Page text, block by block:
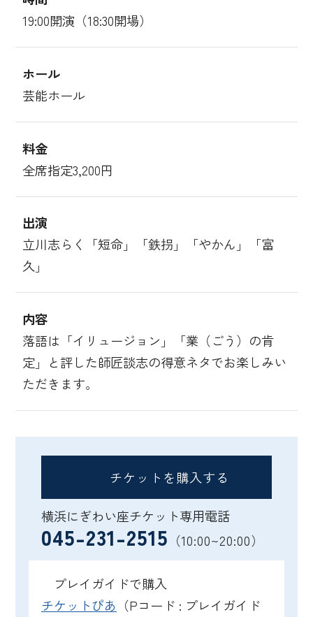
19:00開演（18:30開場）
ホール
芸能ホール
料金
全席指定3,200円
出演
立川志らく「短命」「鉄拐」「やかん」「富
久」
内容
落語は「イリュージョン」「業（ごう）の肯
定」と評した師匠談志の得意ネタでお楽しみい
ただきます。
チケットを購入する
横浜にぎわい座チケット専用電話
045-231-2515 （10:00~20:00）
プレイガイドで購入
チケットぴあ （Pコード : プレイガイド